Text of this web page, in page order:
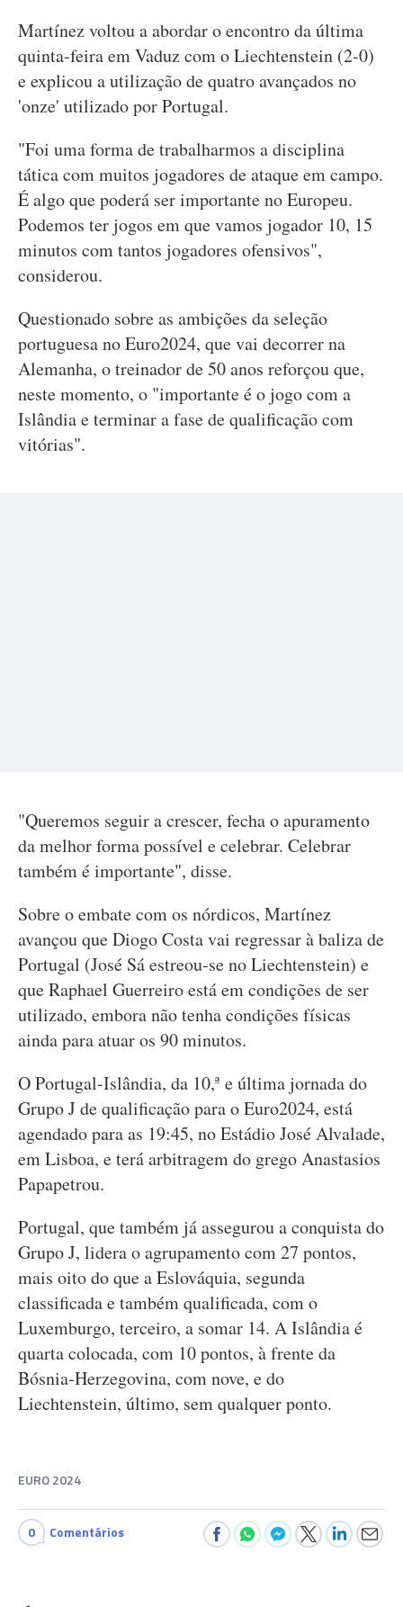
Martínez voltou a abordar o encontro da última
quinta-feira em Vaduz com o Liechtenstein (2-0)
e explicou a utilização de quatro avançados no
'onze' utilizado por Portugal.
"Foi uma forma de trabalharmos a disciplina
tática com muitos jogadores de ataque em campo.
É algo que poderá ser importante no Europeu.
Podemos ter jogos em que vamos jogador 10, 15
minutos com tantos jogadores ofensivos",
considerou.
Questionado sobre as ambições da seleção
portuguesa no Euro2024, que vai decorrer na
Alemanha, o treinador de 50 anos reforçou que,
neste momento, o "importante é o jogo com a
Islândia e terminar a fase de qualificação com
vitórias".
"Queremos seguir a crescer, fecha o apuramento
da melhor forma possível e celebrar. Celebrar
também é importante", disse.
Sobre o embate com os nórdicos, Martínez
avançou que Diogo Costa vai regressar à baliza de
Portugal (José Sá estreou-se no Liechtenstein) e
que Raphael Guerreiro está em condições de ser
utilizado, embora não tenha condições físicas
ainda para atuar os 90 minutos.
O Portugal-Islândia, da 10,ª e última jornada do
Grupo J de qualificação para o Euro2024, está
agendado para as 19:45, no Estádio José Alvalade,
em Lisboa, e terá arbitragem do grego Anastasios
Papapetrou.
Portugal, que também já assegurou a conquista do
Grupo J, lidera o agrupamento com 27 pontos,
mais oito do que a Eslováquia, segunda
classificada e também qualificada, com o
Luxemburgo, terceiro, a somar 14. A Islândia é
quarta colocada, com 10 pontos, à frente da
Bósnia-Herzegovina, com nove, e do
Liechtenstein, último, sem qualquer ponto.
EURO 2024
0 Comentários